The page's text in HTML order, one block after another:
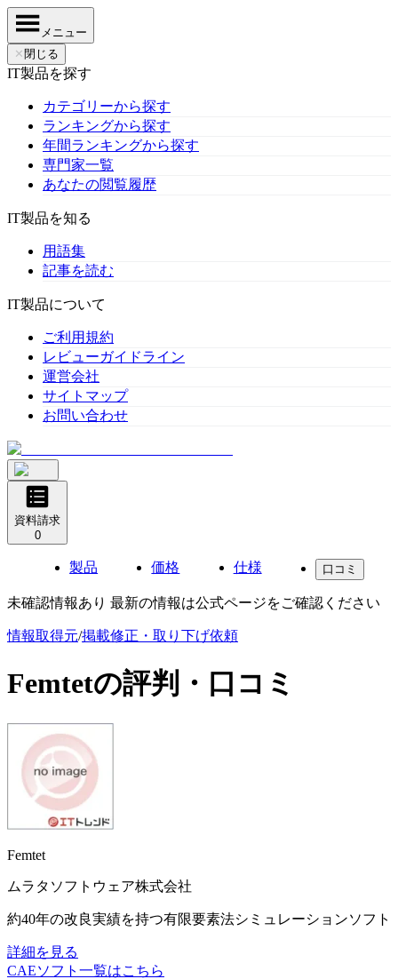
メニュー
✕ 閉じる
IT製品を探す
カテゴリーから探す
ランキングから探す
年間ランキングから探す
専門家一覧
あなたの閲覧履歴
IT製品を知る
用語集
記事を読む
IT製品について
ご利用規約
レビューガイドライン
運営会社
サイトマップ
お問い合わせ
資料請求
0
製品 価格 仕様 口コミ
未確認情報あり 最新の情報は公式ページをご確認ください
情報取得元/掲載修正・取り下げ依頼
Femtetの評判・口コミ
Femtet
ムラタソフトウェア株式会社
約40年の改良実績を持つ有限要素法シミュレーションソフト
詳細を見る
CAEソフト 一覧はこちら